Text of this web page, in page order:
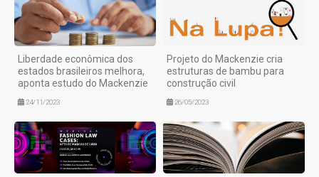
Liberdade econômica dos
estados brasileiros melhora,
aponta estudo do Mackenzie
24/11/2023
Projeto do Mackenzie cria
estruturas de bambu para
construção civil
26/05/2023